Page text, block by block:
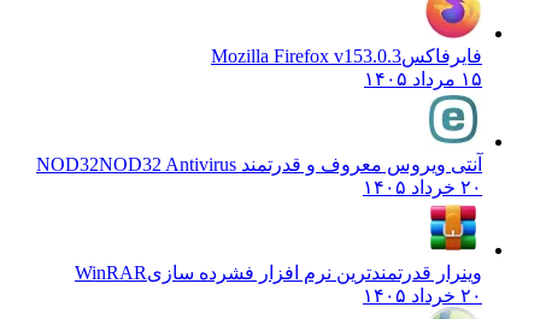
فایرفاکسMozilla Firefox v153.0.3
۱۵ مرداد ۱۴۰۵
آنتی ویروس معروف و قدرتمند NOD32 NOD32 Antivirus
۲۰ خرداد ۱۴۰۵
وینرار قدرتمندترین نرم افزار فشرده سازیWinRAR
۲۰ خرداد ۱۴۰۵